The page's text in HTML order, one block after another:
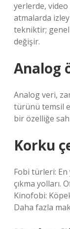
yerlerde, video
atmalarda
tekniktir;
değişir.
Analog
Analog veri,
türünü temsil
bir özelliğe
Korku
Fobi türleri:
çıkma yolları.
Kinofobi:
Daha fazla